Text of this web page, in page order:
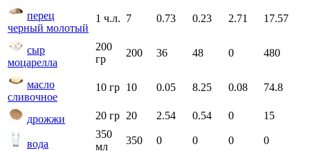
перец
черный молотый
1 ч.л. 7 0.73 0.23 2.71 17.57
сыр
моцарелла
200
гр
200 36 48 0 480
масло
сливочное
10 гр 10 0.05 8.25 0.08 74.8
дрожжи 20 гр 20 2.54 0.54 0 15
вода
350
мл
350 0 0 0 0